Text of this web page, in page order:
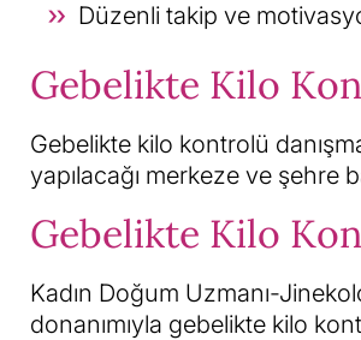
Düzenli takip ve
Gebelikte Kilo
Gebelikte kilo kontrolü
yapılacağı merkeze ve şehre
Gebelikte Kilo
Kadın Doğum Uzmanı-
donanımıyla gebelikte kilo